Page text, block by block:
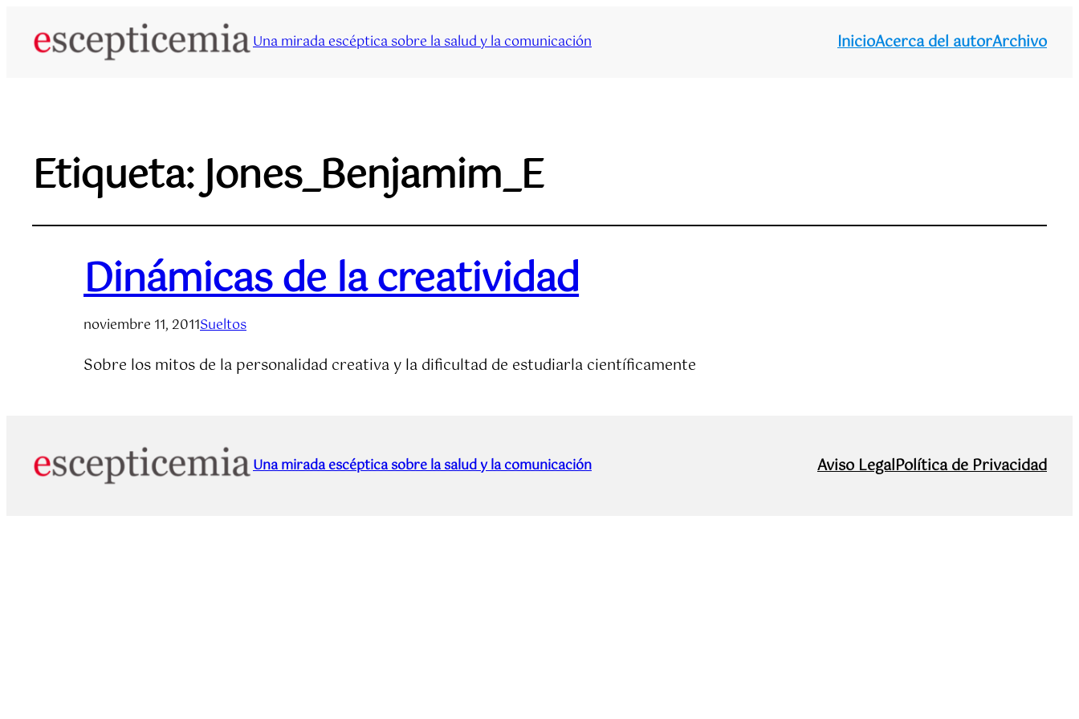
Una mirada escéptica sobre la salud y la comunicación InicioAcerca del autorArchivo
Etiqueta:Jones_Benjamim_E
Dinámicas de la creatividad
noviembre 11, 2011Sueltos
Sobre los mitos de la personalidad creativa y la dificultad de estudiarla científicamente
Una mirada escéptica sobre la salud y la comunicación Aviso LegalPolítica de Privacidad